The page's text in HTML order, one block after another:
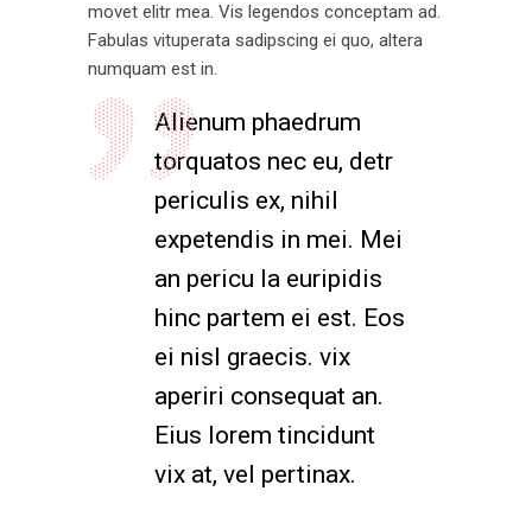
movet elitr mea. Vis legendos conceptam ad.
Fabulas vituperata sadipscing ei quo, altera
numquam est in.
Alienum phaedrum
torquatos nec eu, detr
periculis ex, nihil
expetendis in mei. Mei
an pericu la euripidis
hinc partem ei est. Eos
ei nisl graecis. vix
aperiri consequat an.
Eius lorem tincidunt
vix at, vel pertinax.